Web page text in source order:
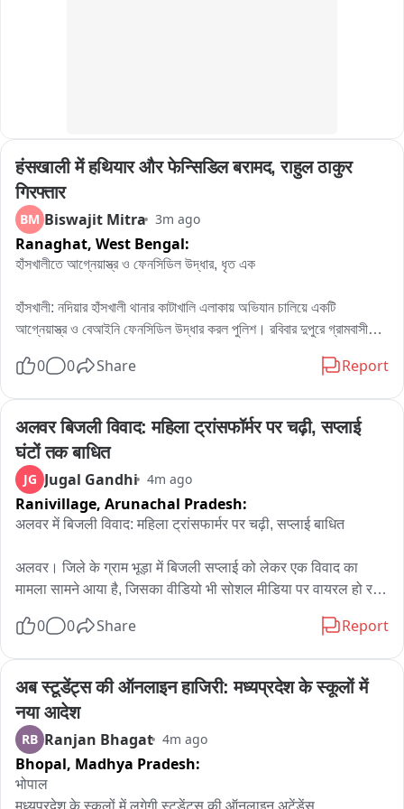
हंसखाली में हथियार और फेन्सिडिल बरामद, राहुल ठाकुर
गिरफ्तार
BM Biswajit Mitra 3m ago
Ranaghat, West Bengal:
হাঁসখালীতে আগ্নেয়াস্ত্র ও ফেনসিডিল উদ্ধার, ধৃত এক
হাঁসখালী: নদিয়ার হাঁসখালী থানার কাটাখালি এলাকায় অভিযান চালিয়ে একটি
আগ্নেয়াস্ত্র ও বেআইনি ফেনসিডিল উদ্ধার করল পুলিশ। রবিবার দুপুরে গ্রামবাসীদের
দুষ্কৃতীমূলক কাজ চালানো হচ্ছিল এলাকায়। অভিযুক্ত ও তার ভাইয়ের বিরুদ্ধে
মহিলাদের উত্ত্যক্ত ও নির্যাতনের অভিযোগও রয়েছে। ধৃতের বিরুদ্ধে আইনানুগ
ব্যবস্থা নেওয়ার পাশাপাশি ঘটনার তদন্ত শুরু করেছে হাঁসখালী থানার পুলিশ।
অভিযুক্তদের বিরুদ্ধে কঠোর পদক্ষেপের দাবি জানিয়েছেন এলাকাবাসী。
0 0 Share Report
अलवर बिजली विवाद: महिला ट्रांसफॉर्मर पर चढ़ी, सप्लाई
घंटों तक बाधित
JG Jugal Gandhi 4m ago
Ranivillage, Arunachal Pradesh:
अलवर में बिजली विवाद: महिला ट्रांसफार्मर पर चढ़ी, सप्लाई बाधित
अलवर। जिले के ग्राम भूड़ा में बिजली सप्लाई को लेकर एक विवाद का
मामला सामने आया है, जिसका वीडियो भी सोशल मीडिया पर वायरल हो रहा
नजर आ रही है। वह कभी बिजली के तारों को खींचती तो कभी हटाती दिखाई
के लिए समझाते दिख रहे हैं।
इस दौरान महिला कर्मचारियों से बहस करती भी नजर आई। वहीं उसका पति
नीचे खड़े होकर कथित तौर पर कहता सुनाई दिया कि “मरती है तो मर जाने
दो, ये तो लाइन काटकर ही नीचे आएगी।” कर्मचारियों का कहना है कि काफी
समझाने के बावजूद महिला नीचे उतरने को तैयार नहीं थी। बाद में
अधिकारियों के मौके पर पहुंचने पर समझाइश के बाद महिला को सुरक्षित नीचे
0 0 Share Report
अब स्टूडेंट्स की ऑनलाइन हाजिरी: मध्यप्रदेश के स्कूलों में
नया आदेश
RB Ranjan Bhagat 4m ago
Bhopal, Madhya Pradesh:
भोपाल
मध्यप्रदेश के स्कूलों में लगेगी स्टूडेंट्स की ऑनलाइन अटेंडेंस